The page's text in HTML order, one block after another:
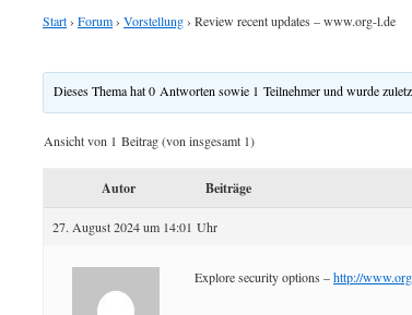
Start› Forum› Vorstellung› Review recent updates – www.org-l.de
Dieses Thema hat 0 Antworten sowie 1 Teilnehmer und wurde
Ansicht von 1 Beitrag (von insgesamt 1)
Autor Beiträge
27. August 2024 um 14:01 Uhr
Explore security options –http://